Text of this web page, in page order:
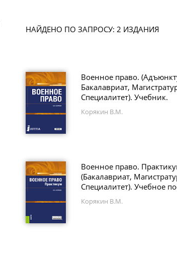
НАЙДЕНО ПО ЗАПРОСУ: 2 ИЗДАНИЯ
Военное право.
Бакалавриат,
Специалитет). Учебник.
Корякин В.М.
Военное право.
(Бакалавриат,
Специалитет). Учебное
Корякин В.М.